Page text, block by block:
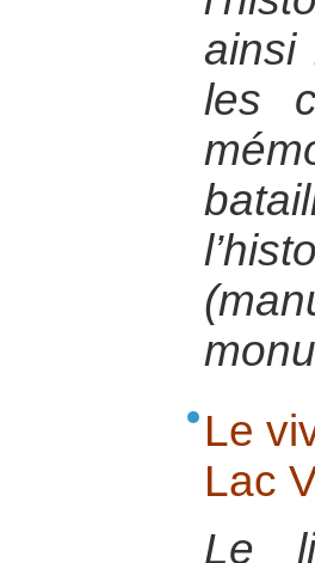
ainsi
les
Le
Lac
Le